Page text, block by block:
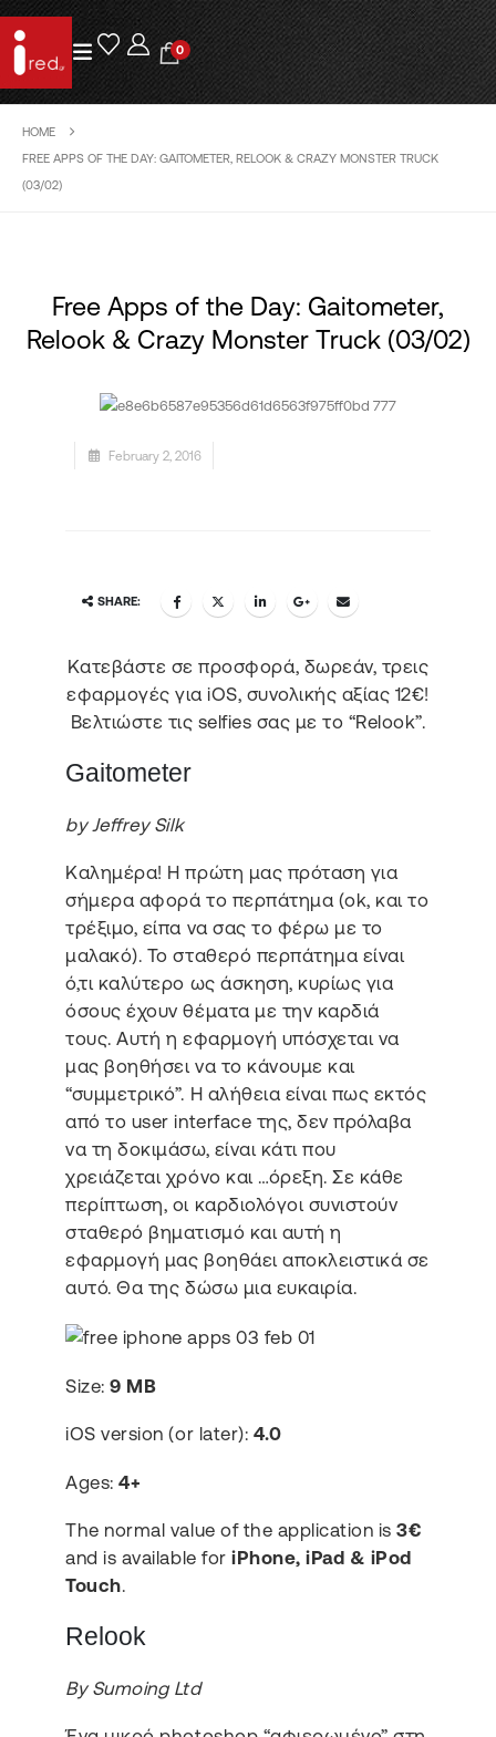
0
HOME
FREE APPS OF THE DAY: GAITOMETER, RELOOK & CRAZY MONSTER TRUCK
(03/02)
Free Apps of the Day: Gaitometer,
Relook & Crazy Monster Truck (03/02)
February 2, 2016
SHARE:
Κατεβάστε σε προσφορά, δωρεάν, τρεις
εφαρμογές για iOS, συνολικής αξίας 12€!
Βελτιώστε τις selfies σας με το “Relook”.
Gaitometer
by Jeffrey Silk
Καλημέρα! Η πρώτη μας πρόταση για
σήμερα αφορά το περπάτημα (ok, και το
τρέξιμο, είπα να σας το φέρω με το
μαλακό). Το σταθερό περπάτημα είναι
ό,τι καλύτερο ως άσκηση, κυρίως για
όσους έχουν θέματα με την καρδιά
τους. Αυτή η εφαρμογή υπόσχεται να
μας βοηθήσει να το κάνουμε και
“συμμετρικό”. Η αλήθεια είναι πως εκτός
από το user interface της, δεν πρόλαβα
να τη δοκιμάσω, είναι κάτι που
χρειάζεται χρόνο και …όρεξη. Σε κάθε
περίπτωση, οι καρδιολόγοι συνιστούν
σταθερό βηματισμό και αυτή η
εφαρμογή μας βοηθάει αποκλειστικά σε
αυτό. Θα της δώσω μια ευκαιρία.
Size:9 MB
iOS version (or later): 4.0
Ages: 4+
The normal value of the application is3€
and is available foriPhone, iPad & iPod
Touch.
Relook
By Sumoing Ltd